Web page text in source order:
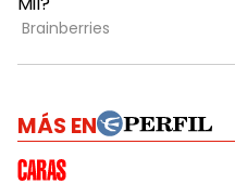
MÁS EN